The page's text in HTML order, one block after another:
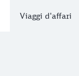
Viaggi d'affari